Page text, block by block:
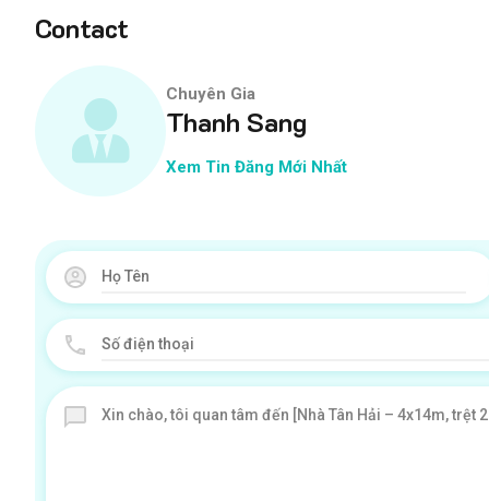
Contact
Chuyên Gia
Thanh Sang
Xem Tin Đăng Mới Nhất